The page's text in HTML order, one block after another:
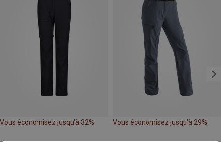
Vous économisez jusqu'à 32% Vous économisez jusqu'à 29%